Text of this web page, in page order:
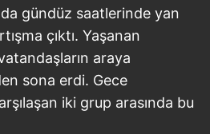
gündüz saatlerinde yan
çıktı. Yaşanan
araya
sona erdi. Gece
iki grup arasında bu